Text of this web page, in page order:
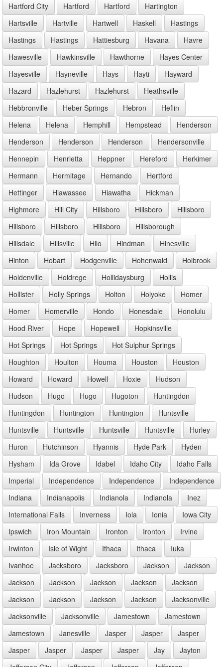
Hartford City
Hartford Hartford
Hartington
Hartsville
Hartville Hartwell Haskell
Hastings
Hastings
Hastings Hattiesburg Havana
Havre
Hawesville
Hawkinsville Hawthorne
Hayes Center
Hayesville
Hayneville Hays Hayti
Hayward
Hazard
Hazlehurst Hazlehurst
Heathsville
Hebbronville
Heber Springs Hebron
Heflin
Helena
Helena Hemphill Hempstead
Henderson
Henderson
Henderson Henderson
Hendersonville
Hennepin
Henrietta Heppner Hereford
Herkimer
Hermann
Hermitage Hernando
Hertford
Hettinger
Hiawassee Hiawatha
Hickman
Highmore
Hill City Hillsboro Hillsboro
Hillsboro
Hillsboro
Hillsboro Hillsboro
Hillsborough
Hillsdale
Hillsville Hilo Hindman
Hinesville
Hinton
Hobart Hodgenville Hohenwald
Holbrook
Holdenville
Holdrege Hollidaysburg
Hollis
Hollister
Holly Springs Holton Holyoke
Homer
Homer
Homerville Hondo Honesdale
Honolulu
Hood River
Hope Hopewell
Hopkinsville
Hot Springs
Hot Springs
Hot Sulphur Springs
Houghton
Houlton Houma Houston
Houston
Howard
Howard Howell Hoxie
Hudson
Hudson
Hugo Hugo Hugoton
Huntingdon
Huntingdon
Huntington Huntington
Huntsville
Huntsville
Huntsville Huntsville Huntsville
Hurley
Huron
Hutchinson Hyannis Hyde Park
Hyden
Hysham
Ida Grove Idabel Idaho City
Idaho Falls
Imperial
Independence Independence
Independence
Indiana
Indianapolis Indianola Indianola
Inez
International Falls
Inverness Iola Ionia
Iowa City
Ipswich
Iron Mountain Ironton Ironton
Irvine
Irwinton
Isle of Wight Ithaca Ithaca
Iuka
Ivanhoe
Jacksboro Jacksboro Jackson
Jackson
Jackson
Jackson Jackson Jackson
Jackson
Jackson
Jackson Jackson Jackson
Jacksonville
Jacksonville
Jacksonville Jamestown
Jamestown
Jamestown
Janesville Jasper Jasper
Jasper
Jasper
Jasper Jasper Jasper Jay
Jayton